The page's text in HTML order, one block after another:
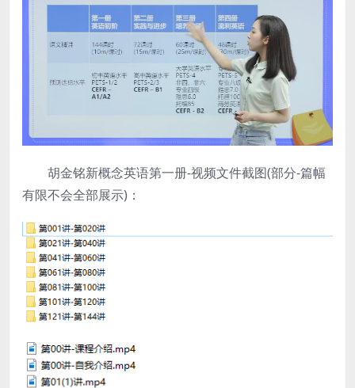
胡金铭新概念英语第一册-视频文件截图(部分-篇幅
有限不会全部展示)：